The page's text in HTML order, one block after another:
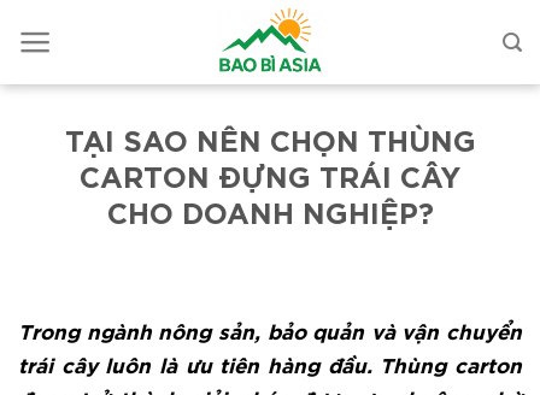
TẠI SAO NÊN CHỌN THÙNG
CARTON ĐỰNG TRÁI CÂY
CHO DOANH NGHIỆP?
Trong ngành nông sản, bảo quản và vận chuyển
trái cây luôn là ưu tiên hàng đầu. Thùng carton